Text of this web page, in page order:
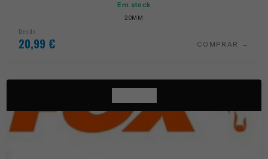
Em stock
20MM
Desde
20,99 € COMPRAR